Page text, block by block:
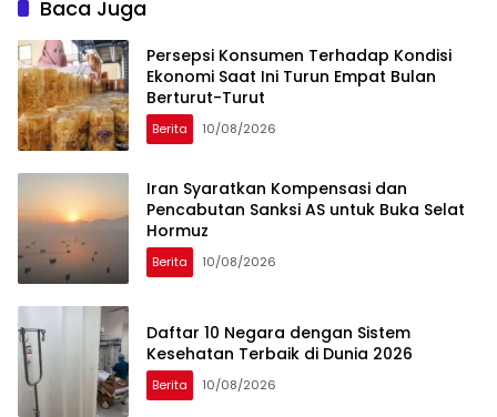
Baca Juga
Persepsi Konsumen Terhadap Kondisi
Ekonomi Saat Ini Turun Empat Bulan
Berturut-Turut
Berita 10/08/2026
Iran Syaratkan Kompensasi dan
Pencabutan Sanksi AS untuk Buka Selat
Hormuz
Berita 10/08/2026
Daftar 10 Negara dengan Sistem
Kesehatan Terbaik di Dunia 2026
Berita 10/08/2026